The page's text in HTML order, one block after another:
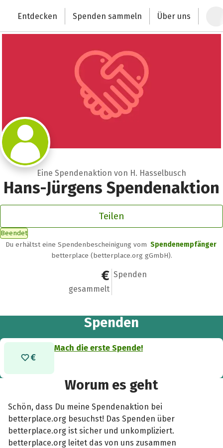
Deutschlands größte Spendenplattform
Entdecken Spenden sammeln Über uns
Eine Spendenaktion von H. Hasselbusch
Hans-Jürgens Spendenaktion
Teilen
Beendet
Du erhältst eine Spendenbescheinigung vom Spendenempfänger
betterplace (betterplace.org gGmbH).
0 €
gesammelt
0
Spenden
Spenden
Mach die erste Spende!
Worum es geht
Schön, dass Du meine Spendenaktion bei
betterplace.org besuchst! Das Spenden über
betterplace.org ist sicher und unkompliziert.
betterplace.org leitet das von uns zusammen